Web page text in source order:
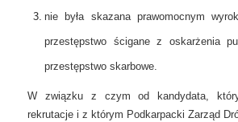
nie była skazana prawomocnym
przestępstwo ścigane z oskarżenia
przestępstwo skarbowe.
W związku z czym od kandydata, który
rekrutacje i z którym Podkarpacki Zarząd